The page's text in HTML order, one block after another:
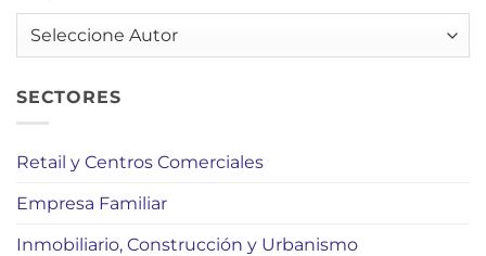
AUTORES
SECTORES
Retail y Centros Comerciales
Empresa Familiar
Inmobiliario, Construcción y Urbanismo